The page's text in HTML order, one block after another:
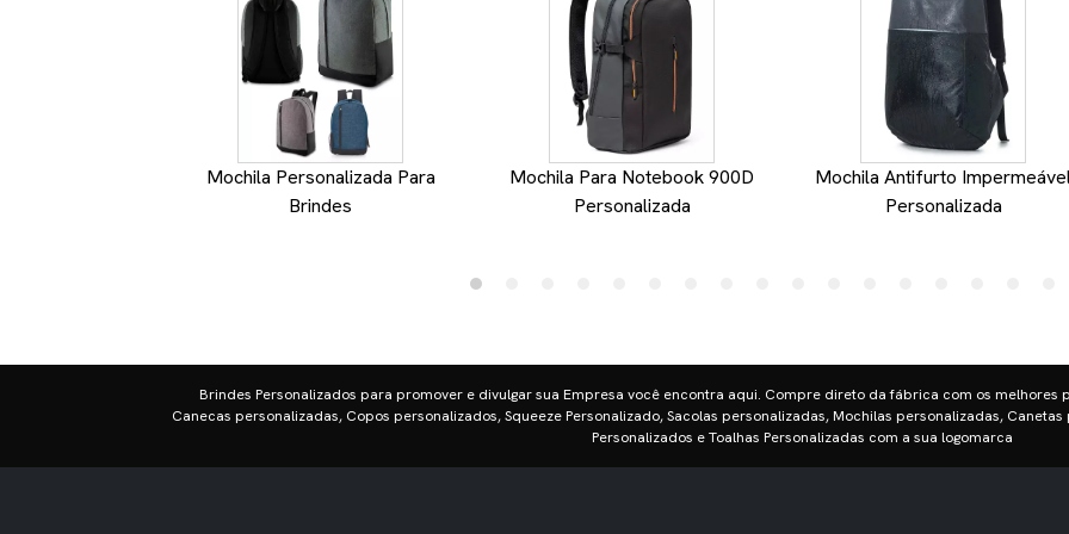
Mochila Personalizada Para
Brindes
Mochila Para Notebook 900D
Personalizada
Mochila Antifurto
Personalizada
Brindes Personalizados para promover e divulgar sua Empresa você encontra aqui. Compre direto da fábrica com os
Canecas personalizadas, Copos personalizados, Squeeze Personalizado, Sacolas personalizadas, Mochilas personalizadas,
Personalizados e Toalhas Personalizadas com a sua logomarca